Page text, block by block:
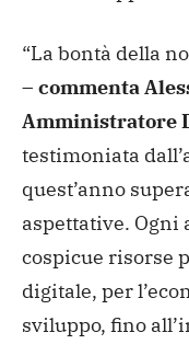
“La bontà della
– commenta
Amministratore
testimoniata
quest’anno
aspettative. Ogni
cospicue risorse
digitale, per
sviluppo, fino